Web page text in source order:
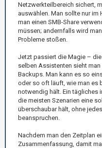
Netzwerkteilbereich sichert,
auswählen. Man sollte nur
man einen SMB-Share
müssen; andernfalls wird
Probleme stoßen.
Jetzt passiert die Magie –
selben Assistenten sieht
Backups. Man kann es so
oder so oft läuft, wie man es
notwendig hält. Ein tägliches
die meisten Szenarien eine
überschaubar hält, ohne
beanspruchen.
Nachdem man den Zeitplan
Zusammenfassung, damit